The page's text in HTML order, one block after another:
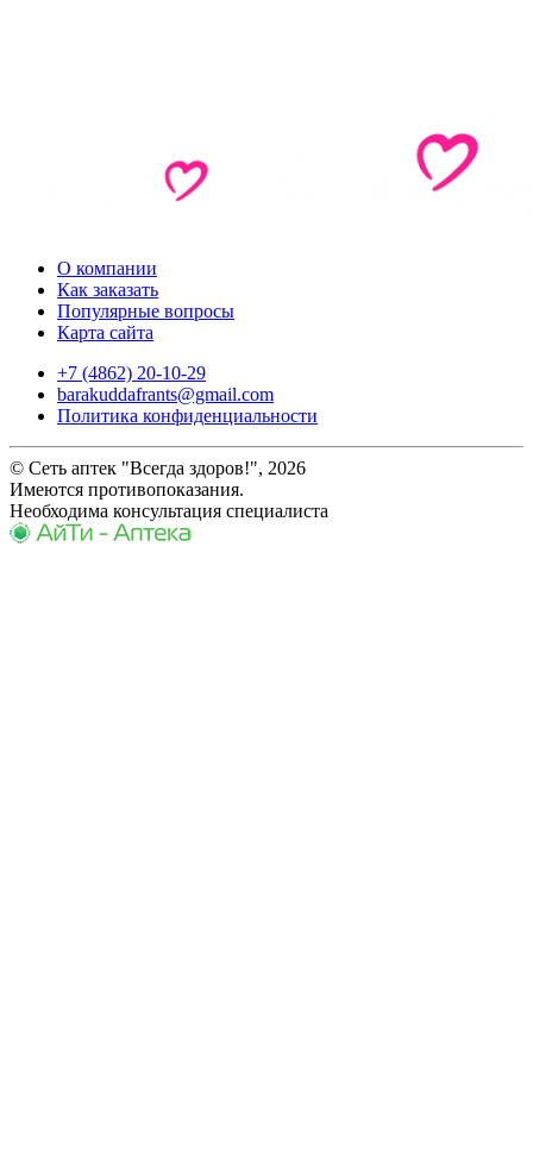
О компании
Как заказать
Популярные вопросы
Карта сайта
+7 (4862) 20-10-29
barakuddafrants@gmail.com
Политика конфиденциальности
© Сеть аптек "Всегда здоров!", 2026
Имеются противопоказания.
Необходима консультация специалиста